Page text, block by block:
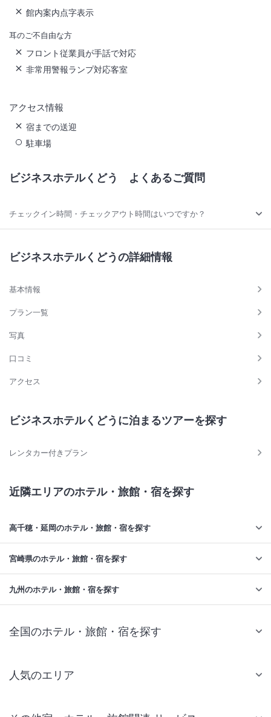
館内案内点字表示
耳のご不自由な方
フロント従業員が手話で対応
非常用警報ランプ対応客室
アクセス情報
宿までの送迎
駐車場
ビジネスホテルくどう よくあるご質問
チェックイン時間・チェックアウト時間はいつですか？
ビジネスホテルくどうの詳細情報
基本情報
プラン一覧
写真
口コミ
アクセス
ビジネスホテルくどうに泊まるツアーを探す
レンタカー付きプラン
近隣エリアのホテル・旅館・宿を探す
高千穂・延岡のホテル・旅館・宿を探す
宮崎県のホテル・旅館・宿を探す
九州のホテル・旅館・宿を探す
全国のホテル・旅館・宿を探す
人気のエリア